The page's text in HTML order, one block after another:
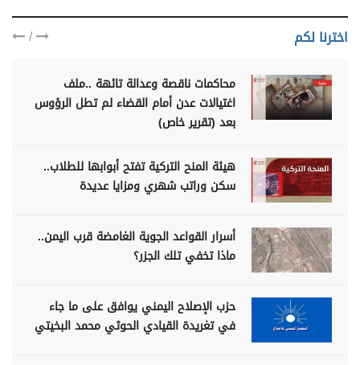
اخترنا لكم /
محاكمات ناقصة وعدالة تائهة ..ملف
اغتيالات عدن أمام القضاء لم تطل الرؤوس
بعد (تقرير خاص)
هيئة المنح التركية تفتح أبوابها للطلاب..
سكن وراتب شهري ومزايا عديدة
أسرار القواعد الجوية الغامضة قرب اليمن..
ماذا تخفي تلك الجزر؟
حزب الإصلاح اليمني يوافق على ما جاء
في تغريدة القيادي الحوثي محمد البخيتي